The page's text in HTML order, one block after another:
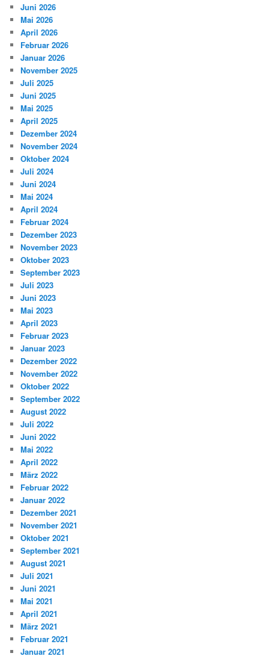
Juni 2026
Mai 2026
April 2026
Februar 2026
Januar 2026
November 2025
Juli 2025
Juni 2025
Mai 2025
April 2025
Dezember 2024
November 2024
Oktober 2024
Juli 2024
Juni 2024
Mai 2024
April 2024
Februar 2024
Dezember 2023
November 2023
Oktober 2023
September 2023
Juli 2023
Juni 2023
Mai 2023
April 2023
Februar 2023
Januar 2023
Dezember 2022
November 2022
Oktober 2022
September 2022
August 2022
Juli 2022
Juni 2022
Mai 2022
April 2022
März 2022
Februar 2022
Januar 2022
Dezember 2021
November 2021
Oktober 2021
September 2021
August 2021
Juli 2021
Juni 2021
Mai 2021
April 2021
März 2021
Februar 2021
Januar 2021